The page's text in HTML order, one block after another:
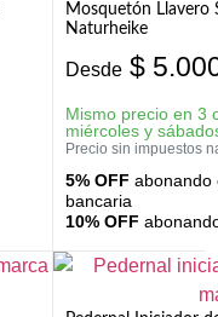
Mosquetón Llavero
Naturheike
Desde $
Mismo precio en 3
miércoles y
Precio sin impuestos
5% OFF abonando
bancaria
10% OFF